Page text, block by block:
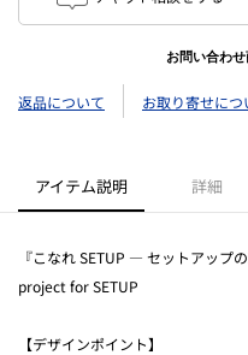
お問い合わせ
返品について お取り寄せにつ
アイテム説明 詳細
『こなれ SETUP ― セットアッ
project for SETUP
【デザインポイント】